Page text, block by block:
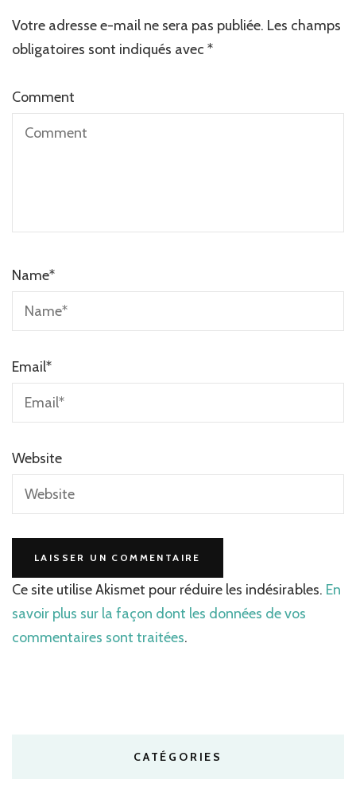
Votre adresse e-mail ne sera pas publiée. Les champs
obligatoires sont indiqués avec *
Comment
Name*
Email*
Website
Ce site utilise Akismet pour réduire les indésirables. En
savoir plus sur la façon dont les données de vos
commentaires sont traitées.
CATÉGORIES